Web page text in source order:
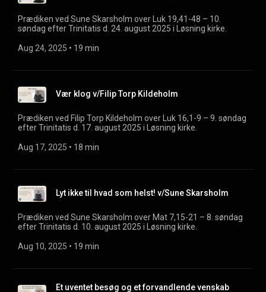
Prædiken ved Sune Skarsholm over Luk 19,41-48 – 10.
søndag efter Trinitatis d. 24. august 2025 i Løsning kirke.
Aug 24, 2025 • 19 min
Vær klog v/Filip Torp Kildeholm
Prædiken ved Filip Torp Kildeholm over Luk 16,1-9 – 9. søndag
efter Trinitatis d. 17. august 2025 i Løsning kirke.
Aug 17, 2025 • 18 min
Lyt ikke til hvad som helst! v/Sune Skarsholm
Prædiken ved Sune Skarsholm over Mat 7,15-21 – 8. søndag
efter Trinitatis d. 10. august 2025 i Løsning kirke.
Aug 10, 2025 • 19 min
Et uventet besøg og et forvandlende venskab